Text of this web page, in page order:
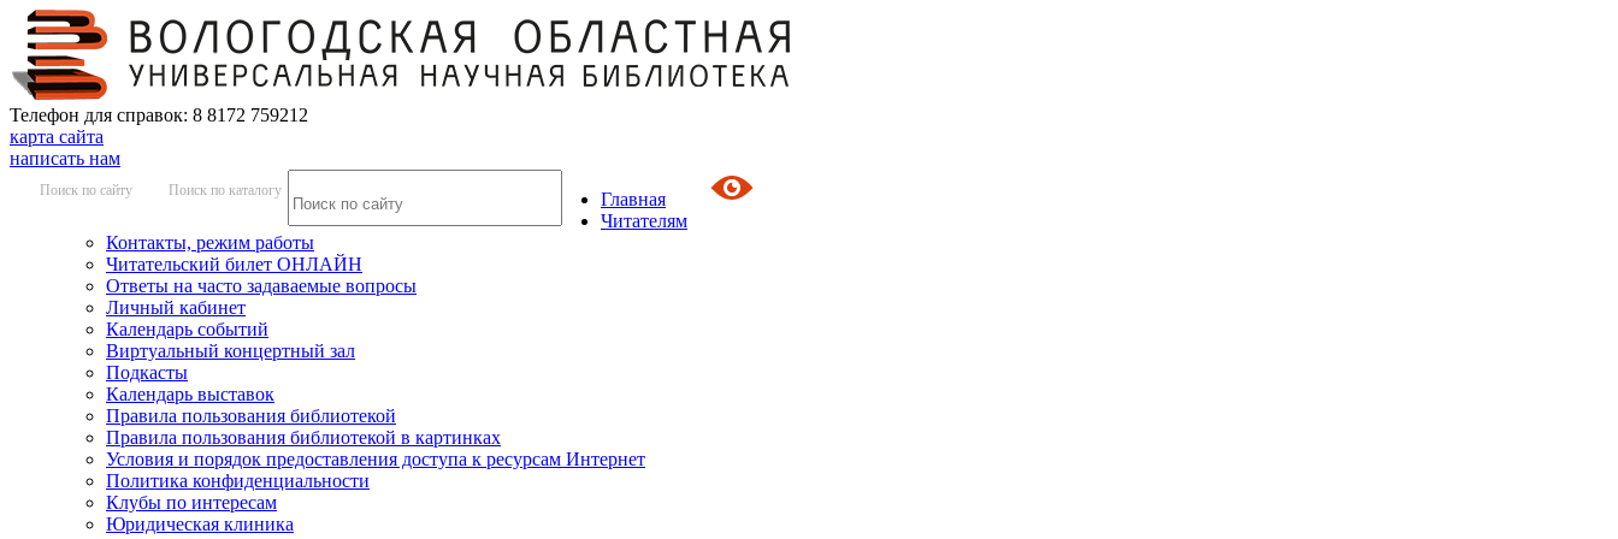
Телефон для справок: 8 8172 759212
карта сайта
написать нам
Поиск по сайту Поиск по каталогу
Главная
Читателям
Контакты, режим работы
Читательский билет ОНЛАЙН
Ответы на часто задаваемые вопросы
Личный кабинет
Календарь событий
Виртуальный концертный зал
Подкасты
Календарь выставок
Правила пользования библиотекой
Правила пользования библиотекой в картинках
Условия и порядок предоставления доступа к ресурсам Интернет
Политика конфиденциальности
Клубы по интересам
Юридическая клиника